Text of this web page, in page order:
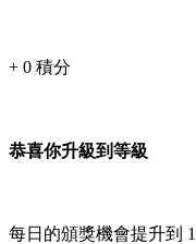
+ 0 積分
恭喜你升級到等級
每日的頒獎機會提升到 1